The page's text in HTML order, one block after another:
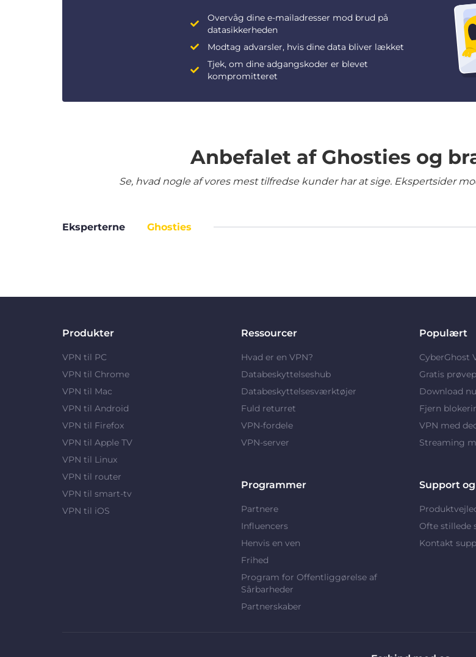
Overvåg dine e-mailadresser mod brud på
datasikkerheden
Modtag advarsler, hvis dine data bliver lækket
Tjek, om dine adgangskoder er blevet
kompromitteret
Anbefalet af Ghosties og
Se, hvad nogle af vores mest tilfredse kunder har at sige. Ekspertsider
Eksperterne Ghosties
Produkter
VPN til PC
VPN til Chrome
VPN til Mac
VPN til Android
VPN til Firefox
VPN til Apple TV
VPN til Linux
VPN til router
VPN til smart-tv
VPN til iOS
Ressourcer
Hvad er en VPN?
Databeskyttelseshub
Databeskyttelsesværktøjer
Fuld returret
VPN-fordele
VPN-server
Populært
CyberGhost
Gratis
Download nu
Fjern
VPN med
Streaming
Programmer
Partnere
Influencers
Henvis en ven
Frihed
Program for Offentliggørelse af
Sårbarheder
Partnerskaber
Support
Ofte stillede
Kontakt